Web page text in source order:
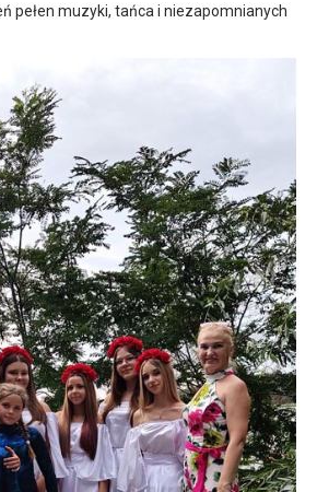
pełen muzyki, tańca i niezapomnianych